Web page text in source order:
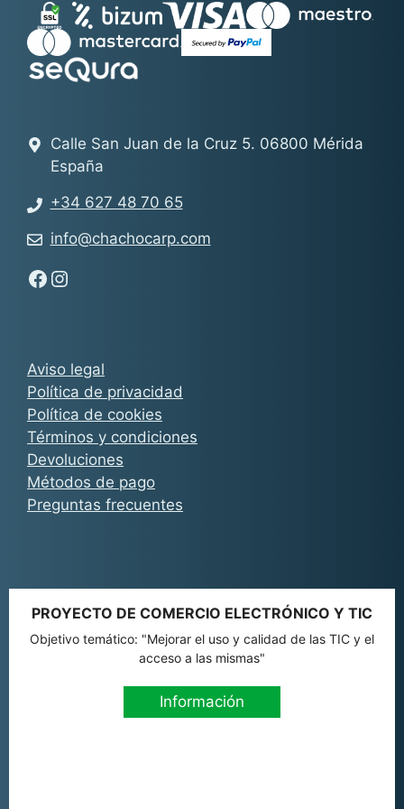
Aviso legal
Política de privacidad
Política de cookies
Términos y condiciones
Devoluciones
Métodos de pago
Preguntas frecuentes
Calle San Juan de la Cruz 5. 06800 Mérida
España
+34 627 48 70 65
info@chachocarp.com
Síguenos en Facebook - Chachocarp
Síguenos en Instagram - Chachocarp
PROYECTO DE COMERCIO ELECTRÓNICO Y TIC
Objetivo temático: "Mejorar el uso y calidad de las TIC y el
acceso a las mismas"
Información